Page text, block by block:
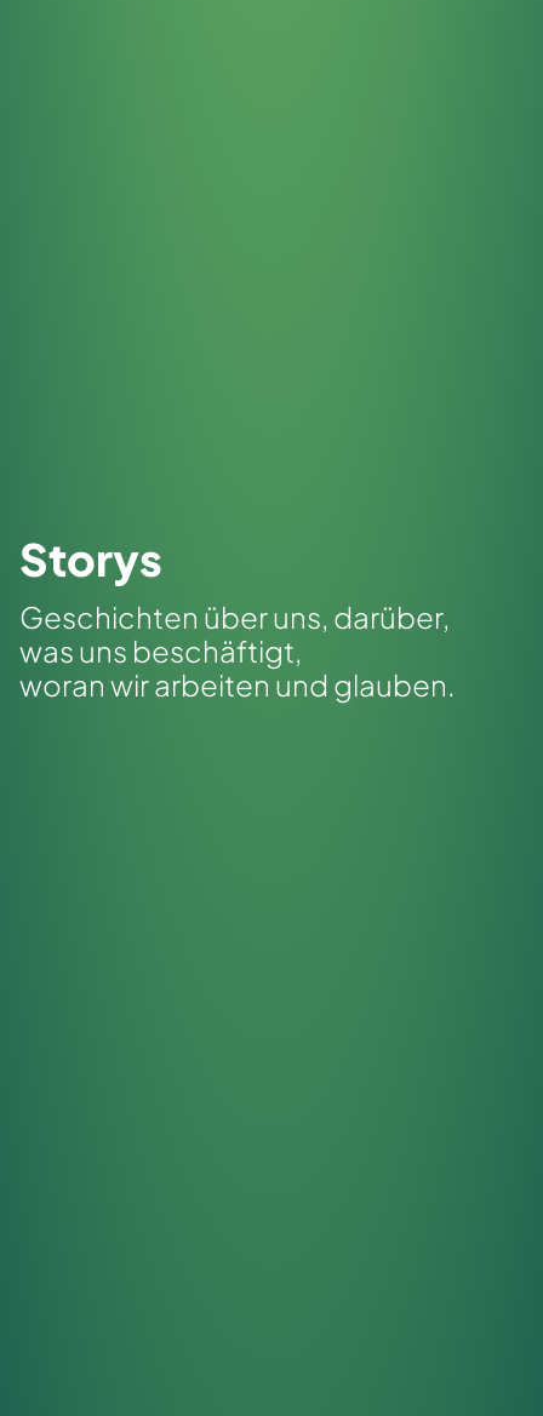
Storys
Geschichten über uns, darüber,
was uns beschäftigt,
woran wir arbeiten und glauben.